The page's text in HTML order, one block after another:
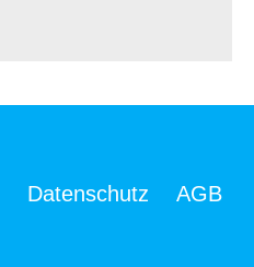
Datenschutz AGB